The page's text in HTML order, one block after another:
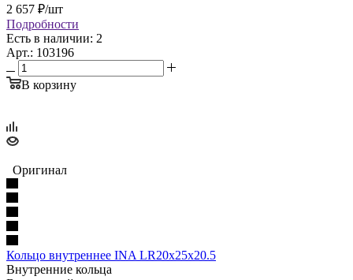
2 657 ₽/шт
Подробности
Есть в наличии: 2
Арт.: 103196
В корзину
Оригинал
Кольцо внутреннее INA LR20x25x20.5
Внутренние кольца